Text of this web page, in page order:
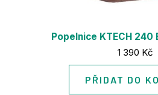
Popelnice KTECH 240
Cena:
1 390 Kč
PŘIDAT DO